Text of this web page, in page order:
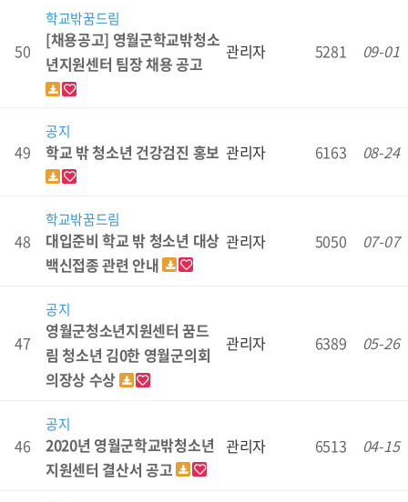
50
학교밖꿈드림
[채용공고] 영월군학교밖청소
년지원센터 팀장 채용 공고
관리자 5281 09-01
49
공지
학교 밖 청소년 건강검진 홍보 관리자 6163 08-24
48
학교밖꿈드림
대입준비 학교 밖 청소년 대상
백신접종 관련 안내
관리자 5050 07-07
47
공지
영월군청소년지원센터 꿈드
림 청소년 김0한 영월군의회
의장상 수상
관리자 6389 05-26
46
공지
2020년 영월군학교밖청소년
지원센터 결산서 공고
관리자 6513 04-15